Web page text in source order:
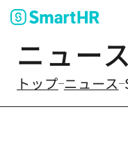
ニュース
トップ ニュース